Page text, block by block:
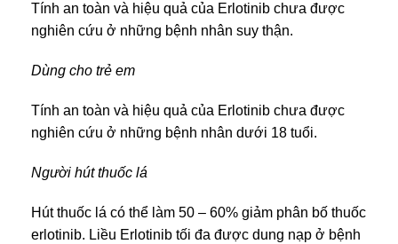
Tính an toàn và hiệu quả của Erlotinib chưa được
nghiên cứu ở những bệnh nhân suy thận.
Dùng cho trẻ em
Tính an toàn và hiệu quả của Erlotinib chưa được
nghiên cứu ở những bệnh nhân dưới 18 tuổi.
Người hút thuốc lá
Hút thuốc lá có thể làm 50 – 60% giảm phân bố thuốc
erlotinib. Liều Erlotinib tối đa được dung nạp ở bệnh